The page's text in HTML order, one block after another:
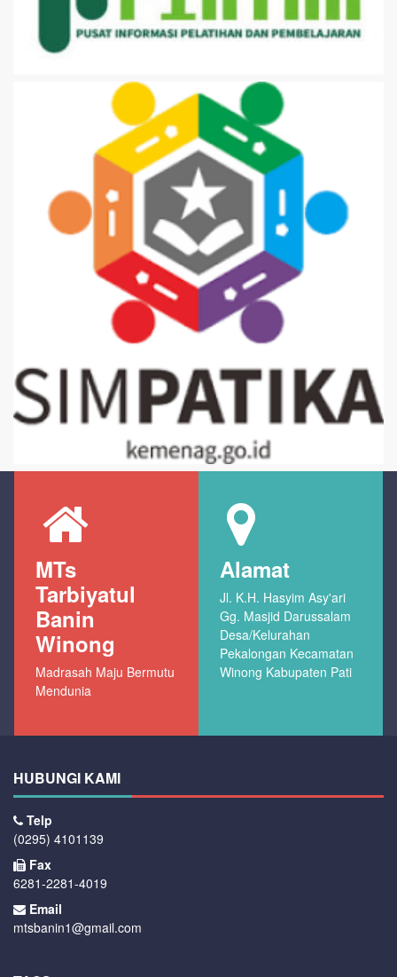
MTs
Tarbiyatul
Banin
Winong
Madrasah Maju Bermutu
Mendunia
Alamat
Jl. K.H. Hasyim Asy'ari
Gg. Masjid Darussalam
Desa/Kelurahan
Pekalongan Kecamatan
Winong Kabupaten Pati
HUBUNGI KAMI
Telp
(0295) 4101139
Fax
6281-2281-4019
Email
mtsbanin1@gmail.com